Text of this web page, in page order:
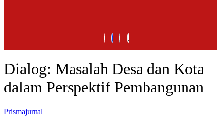
Dialog: Masalah Desa dan Kota
dalam Perspektif Pembangunan
Prismajurnal